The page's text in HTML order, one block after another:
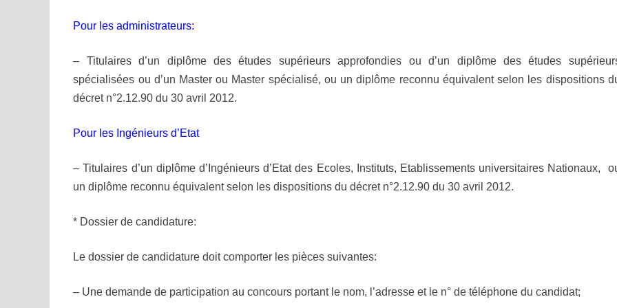
Pour les administrateurs:
– Titulaires d’un diplôme des études supérieurs approfondies ou d’un diplôme des études
spécialisées ou d’un Master ou Master spécialisé, ou un diplôme reconnu équivalent selon les dispositions
décret n°2.12.90 du 30 avril 2012.
Pour les Ingénieurs d’Etat
– Titulaires d’un diplôme d’Ingénieurs d’Etat des Ecoles, Instituts, Etablissements universitaires Nationaux,
un diplôme reconnu équivalent selon les dispositions du décret n°2.12.90 du 30 avril 2012.
* Dossier de candidature:
Le dossier de candidature doit comporter les pièces suivantes:
– Une demande de participation au concours portant le nom, l’adresse et le n° de téléphone du candidat;